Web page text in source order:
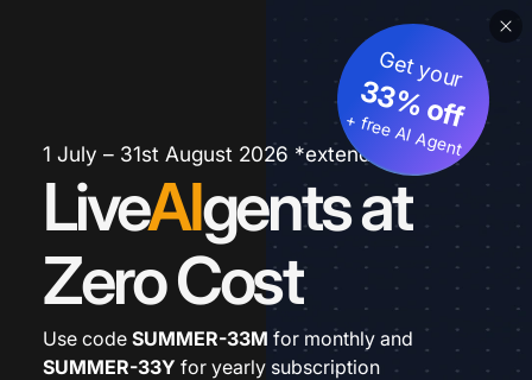
1 July – 31st August 2026 *extended
LiveAIgents at
Zero Cost
Get your
33% off
+ free AI Agent
Use code SUMMER-33M for monthly and
SUMMER-33Y for yearly subscription